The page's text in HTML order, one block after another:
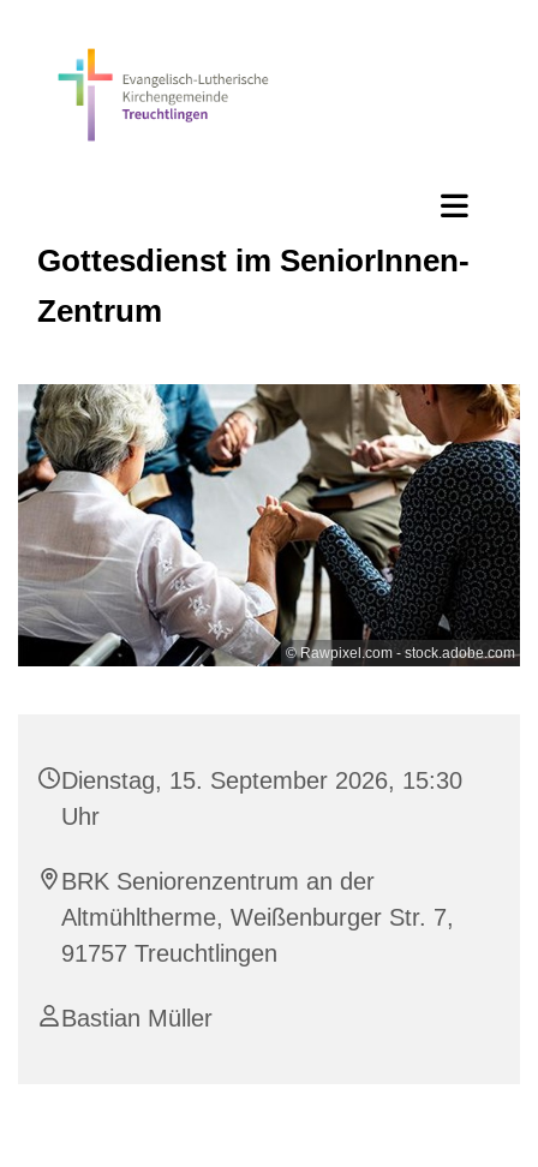
Gottesdienst im SeniorInnen-
Zentrum
© Rawpixel.com - stock.adobe.com
Dienstag, 15. September 2026, 15:30
Uhr
BRK Seniorenzentrum an der
Altmühltherme, Weißenburger Str. 7,
91757 Treuchtlingen
Bastian Müller